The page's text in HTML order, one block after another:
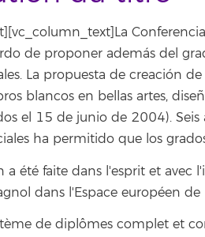
de proponer además del
La propuesta de creación
blancos en bellas artes,
el 15 de junio de 2004).
ha permitido que los
a été faite dans l'esprit et
dans l'Espace européen
de diplômes complet et